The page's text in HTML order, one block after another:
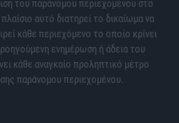
του παράνομου περιεχομένου στο
αυτό διατηρεί το δικαίωμα να
κάθε περιεχόμενο το οποίο κρίνει
ενημέρωση ή άδεια του
κάθε αναγκαίο προληπτικό μέτρο
παράνομου περιεχομένου.